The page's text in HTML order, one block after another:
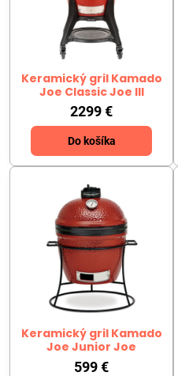
Keramický gril Kamado
Joe Classic Joe III
2299 €
Do košíka
Keramický gril Kamado
Joe Junior Joe
599 €